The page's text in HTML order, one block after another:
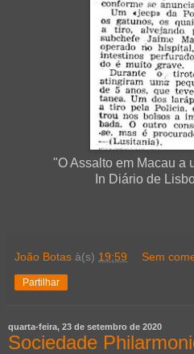
"O Assalto em Macau a
In Diário de
João Botas à(s) 19:59 Sem
Partilhar
quarta-feira, 23 de setembro de 2020
Sociedade